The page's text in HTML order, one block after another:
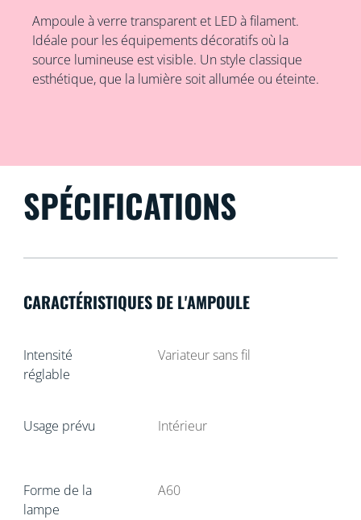
Ampoule à verre transparent et LED à filament.
Idéale pour les équipements décoratifs où la
source lumineuse est visible. Un style classique
esthétique, que la lumière soit allumée ou éteinte.
SPÉCIFICATIONS
CARACTÉRISTIQUES DE L'AMPOULE
Intensité
réglable
Variateur sans fil
Usage prévu Intérieur
Forme de la
lampe
A60